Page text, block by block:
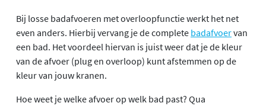
Bij losse badafvoeren met overloopfunctie werkt het net
even anders. Hierbij vervang je de complete badafvoervan
een bad. Het voordeel hiervan is juist weer dat je de kleur
van de afvoer (plug en overloop) kunt afstemmen op de
kleur van jouw kranen.
Hoe weet je welke afvoer op welk bad past? Qua